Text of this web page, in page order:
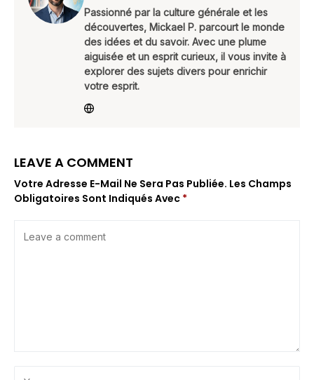
Passionné par la culture générale et les
découvertes, Mickael P. parcourt le monde
des idées et du savoir. Avec une plume
aiguisée et un esprit curieux, il vous invite à
explorer des sujets divers pour enrichir
votre esprit.
LEAVE A COMMENT
Votre Adresse E-Mail Ne Sera Pas Publiée. Les Champs
Obligatoires Sont Indiqués Avec *